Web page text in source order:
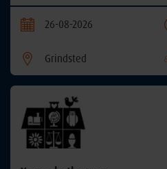
26-08-2026
Grindsted